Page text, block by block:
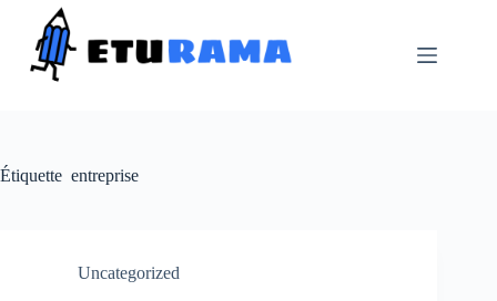
contenu
Étiquette entreprise
Uncategorized